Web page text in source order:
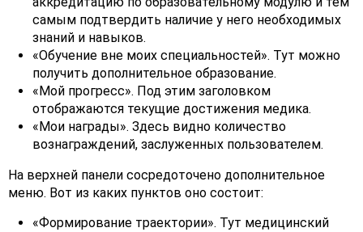
самым подтвердить наличие у него необходимых
знаний и навыков.
«Обучение вне моих специальностей». Тут можно
получить дополнительное образование.
«Мой прогресс». Под этим заголовком
отображаются текущие достижения медика.
«Мои награды». Здесь видно количество
вознаграждений, заслуженных пользователем.
На верхней панели сосредоточено дополнительное
меню. Вот из каких пунктов оно состоит:
«Формирование траектории». Тут медицинский